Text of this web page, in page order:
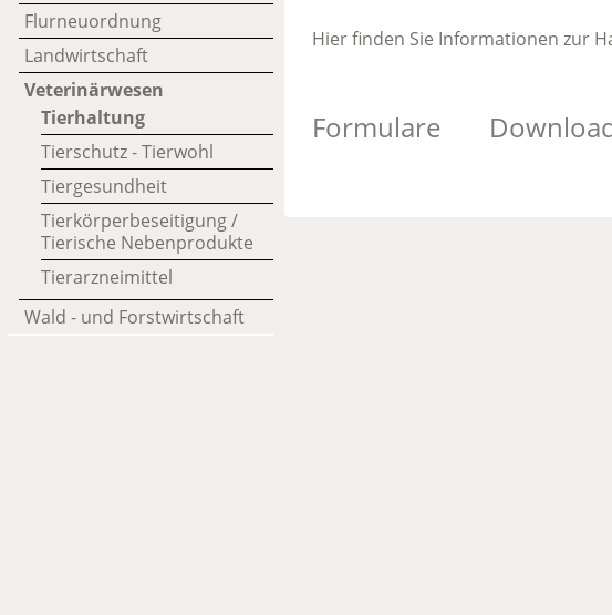
Flurneuordnung
Landwirtschaft
Veterinärwesen
Tierhaltung
Tierschutz - Tierwohl
Tiergesundheit
Tierkörperbeseitigung /
Tierische Nebenprodukte
Tierarzneimittel
Wald - und Forstwirtschaft
Hier finden Sie Informationen zur
Formulare